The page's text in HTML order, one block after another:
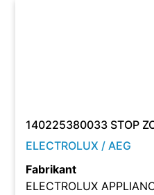
140225380033 STOP
ELECTROLUX / AEG
Fabrikant
ELECTROLUX